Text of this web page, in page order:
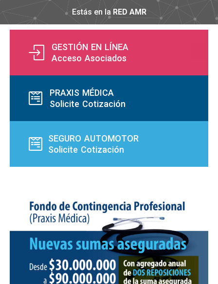
Estás en la RED AMR
Contactanos al
426 2983
GESTIÓN EN LÍNEA
Acceso Asociados
PRAXIS MÉDICA
Solicite Cotización
SEGURO AUTOMOTOR
Solicite Cotización